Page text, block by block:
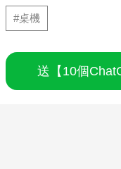
#桌機
送【10個